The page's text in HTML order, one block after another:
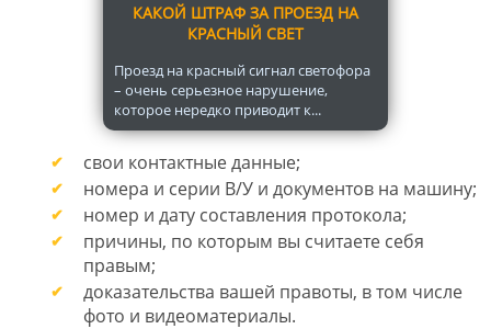
КАКОЙ ШТРАФ ЗА ПРОЕЗД НА
КРАСНЫЙ СВЕТ
Проезд на красный сигнал светофора
– очень серьезное нарушение,
которое нередко приводит к...
свои контактные данные;
номера и серии В/У и документов на машину;
номер и дату составления протокола;
причины, по которым вы считаете себя
правым;
доказательства вашей правоты, в том числе
фото и видеоматериалы.